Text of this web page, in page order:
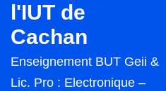
l'IUT de
Cachan
Enseignement BUT Geii &
Lic. Pro : Electronique –